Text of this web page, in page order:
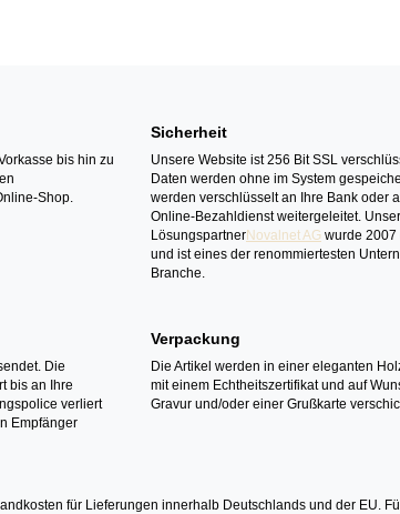
bis hin zu
Shop.
Sicherheit
Unsere Website ist 256 Bit SSL
Daten werden ohne im System
werden verschlüsselt an Ihre Bank oder
Online-Bezahldienst weitergeleitet. Unser
LösungspartnerNovalnet AG wurde
und ist eines der renommiertesten
Branche.
Die
bis an Ihre
verliert
Empfänger
Verpackung
Die Artikel werden in einer eleganten
mit einem Echtheitszertifikat und auf
Gravur und/oder einer Grußkarte
für Lieferungen innerhalb Deutschlands und der EU.